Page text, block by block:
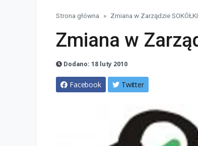
Strona główna Zmiana w Zarządzie SOKÓŁKI
Zmiana w
Dodano: 18 luty 2010
Facebook Twitter